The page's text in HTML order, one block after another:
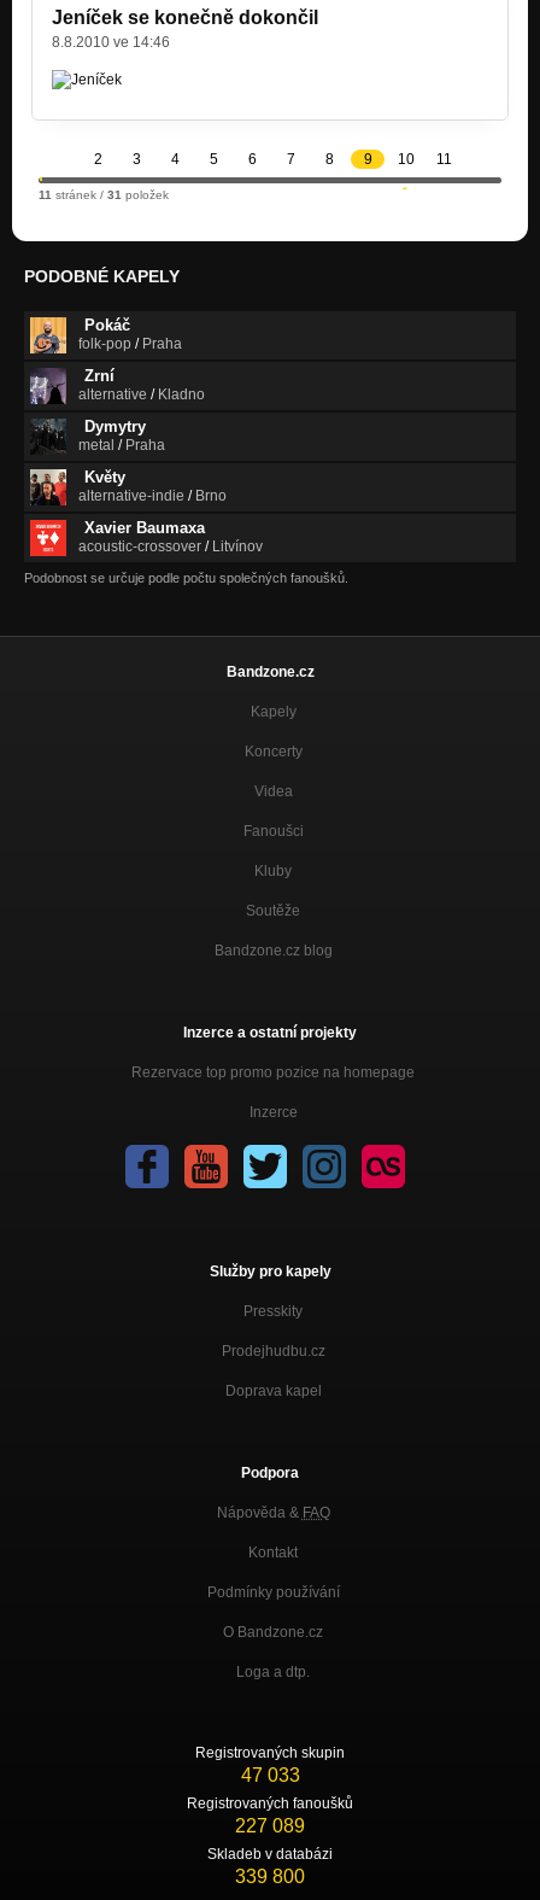
Jeníček se konečně dokončil
8.8.2010 ve 14:46
2 3 4 5 6 7 8 9 10 11
11 stránek / 31 položek
PODOBNÉ KAPELY
Pokáč
folk-pop / Praha
Zrní
alternative / Kladno
Dymytry
metal / Praha
Květy
alternative-indie / Brno
Xavier Baumaxa
acoustic-crossover / Litvínov
Podobnost se určuje podle počtu společných fanoušků.
Bandzone.cz
Kapely
Koncerty
Videa
Fanoušci
Kluby
Soutěže
Bandzone.cz blog
Inzerce a ostatní projekty
Rezervace top promo pozice na homepage
Inzerce
Služby pro kapely
Presskity
Prodejhudbu.cz
Doprava kapel
Podpora
Nápověda & FAQ
Kontakt
Podmínky používání
O Bandzone.cz
Loga a dtp.
Registrovaných skupin
47 033
Registrovaných fanoušků
227 089
Skladeb v databázi
339 800